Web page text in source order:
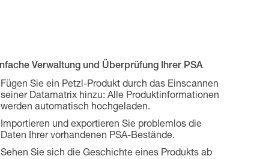
Verwaltung und Überprüfung Ihrer PSA
Fügen Sie ein Petzl-Produkt durch das Einscannen
seiner Datamatrix hinzu: Alle Produktinformationen
werden automatisch hochgeladen.
Importieren und exportieren Sie problemlos die
Daten Ihrer vorhandenen PSA-Bestände.
Sehen Sie sich die Geschichte eines Produkts ab